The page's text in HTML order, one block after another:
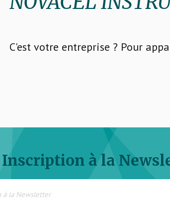
C'est votre entreprise ? Pour
Inscription à la